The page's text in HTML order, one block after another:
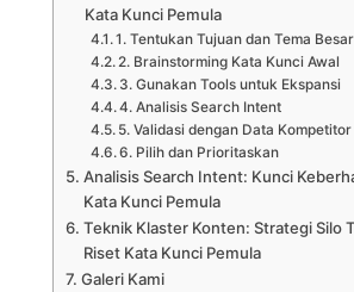
Kata Kunci Pemula
1. Tentukan Tujuan dan Tema Besar
2. Brainstorming Kata Kunci Awal
3. Gunakan Tools untuk Ekspansi
4. Analisis Search Intent
5. Validasi dengan Data Kompetitor
6. Pilih dan Prioritaskan
Analisis Search Intent: Kunci
Kata Kunci Pemula
Teknik Klaster Konten: Strategi Silo
Riset Kata Kunci Pemula
Galeri Kami